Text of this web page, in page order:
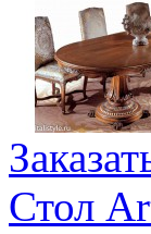
Стол